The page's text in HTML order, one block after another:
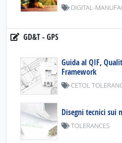
DIGITAL-
GD&T - GPS
Guida al QIF,
Framework
CETOL
Disegni tecnici sui
TOLERANCES